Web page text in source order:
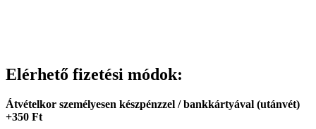
Elérhető fizetési módok:
Átvételkor személyesen készpénzzel / bankkártyával (utánvét)
+350 Ft